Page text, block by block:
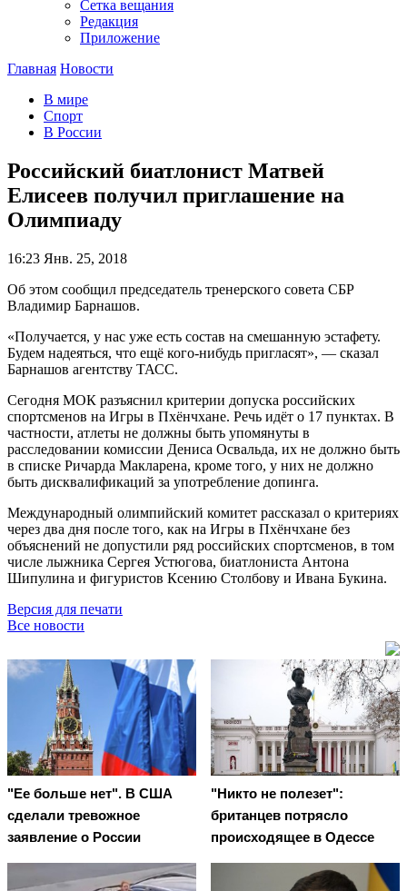
Сетка вещания
Редакция
Приложение
Главная Новости
В мире
Спорт
В России
Российский биатлонист Матвей
Елисеев получил приглашение на
Олимпиаду
16:23 Янв. 25, 2018
Об этом сообщил председатель тренерского совета СБР
Владимир Барнашов.
«Получается, у нас уже есть состав на смешанную эстафету.
Будем надеяться, что ещё кого-нибудь пригласят», — сказал
Барнашов агентству ТАСС.
Сегодня МОК разъяснил критерии допуска российских
спортсменов на Игры в Пхёнчхане. Речь идёт о 17 пунктах. В
частности, атлеты не должны быть упомянуты в
расследовании комиссии Дениса Освальда, их не должно быть
в списке Ричарда Макларена, кроме того, у них не должно
быть дисквалификаций за употребление допинга.
Международный олимпийский комитет рассказал о критериях
через два дня после того, как на Игры в Пхёнчхане без
объяснений не допустили ряд российских спортсменов, в том
числе лыжника Сергея Устюгова, биатлониста Антона
Шипулина и фигуристов Ксению Столбову и Ивана Букина.
Версия для печати
Все новости
"Ее больше нет". В США
сделали тревожное
заявление о России
"Никто не полезет":
британцев потрясло
происходящее в Одессе